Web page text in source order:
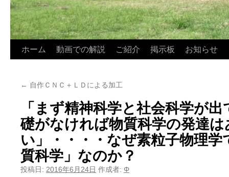
ホーム 動画での解説 ご紹介 掲示板 お知らせ
← 自作ＣＮＣ＋ＬＤによる加工
「まず精神科学と社会科学が
礎がなければ物質科学の発達
い」・・・・なぜ素粒子物理
質科学」なのか？
投稿日: 2016年6月24日 作成者: Φ